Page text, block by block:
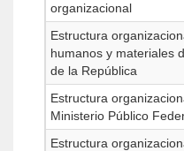
organizacional
Estructura
humanos y materiales
de la República
Estructura
Ministerio Público
Estructura